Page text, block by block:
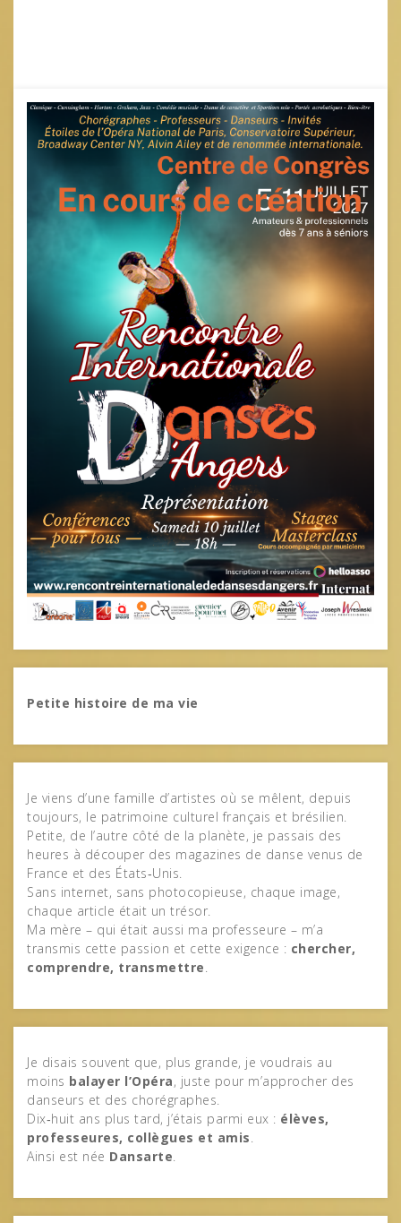
Petite histoire de ma vie
Je viens d’une famille d’artistes où se mêlent, depuis
toujours, le patrimoine culturel français et brésilien.
Petite, de l’autre côté de la planète, je passais des
heures à découper des magazines de danse venus de
France et des États‑Unis.
Sans internet, sans photocopieuse, chaque image,
chaque article était un trésor.
Ma mère – qui était aussi ma professeure – m’a
transmis cette passion et cette exigence : chercher,
comprendre, transmettre.
Je disais souvent que, plus grande, je voudrais au
moins balayer l’Opéra, juste pour m’approcher des
danseurs et des chorégraphes.
Dix‑huit ans plus tard, j’étais parmi eux : élèves,
professeures, collègues et amis.
Ainsi est née Dansarte.